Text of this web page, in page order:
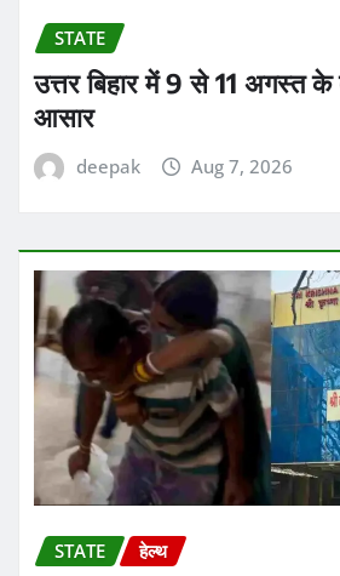
STATE
उत्तर बिहार में 9 से 11 अगस्त के
आसार
deepak Aug 7, 2026
STATE हेल्थ